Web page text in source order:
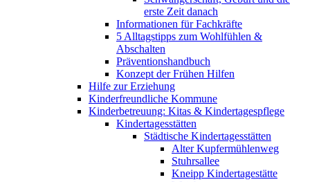
erste Zeit danach
Informationen für Fachkräfte
5 Alltagstipps zum Wohlfühlen &
Abschalten
Präventionshandbuch
Konzept der Frühen Hilfen
Hilfe zur Erziehung
Kinderfreundliche Kommune
Kinderbetreuung: Kitas & Kindertagespflege
Kindertagesstätten
Städtische Kindertagesstätten
Alter Kupfermühlenweg
Stuhrsallee
Kneipp Kindertagestätte